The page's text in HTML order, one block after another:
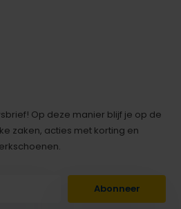
Op deze manier blijf je op de
zaken, acties met korting en
Abonneer